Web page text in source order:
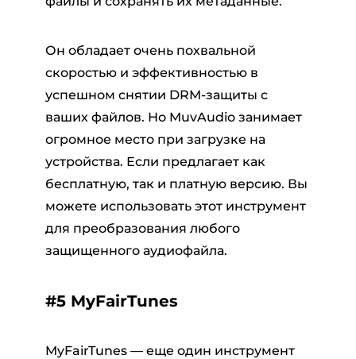
Он обладает очень похвальной
скоростью и эффективностью в
успешном снятии DRM-защиты с
ваших файлов. Но MuvAudio занимает
огромное место при загрузке на
устройства. Если предлагает как
бесплатную, так и платную версию. Вы
можете использовать этот инструмент
для преобразования любого
защищенного аудиофайла.
#5 MyFairTunes
MyFairTunes — еще один инструмент